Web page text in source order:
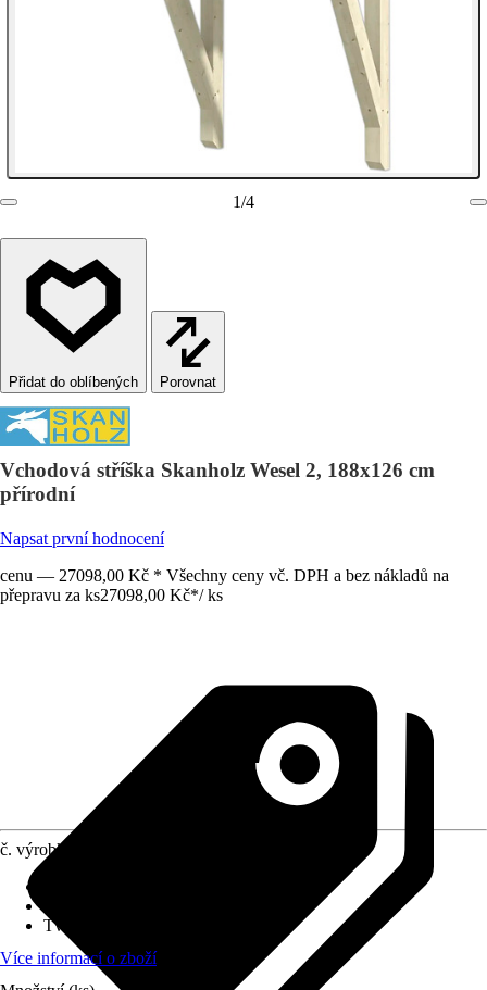
1/4
Porovnat
Vchodová stříška Skanholz Wesel 2, 188x126 cm
přírodní
Napsat první hodnocení
cenu — 27098,00 Kč * Všechny ceny vč. DPH a bez nákladů na
přepravu za ks27098,00 Kč*/ ks
č. výrobku
Tvar
Více informací o zboží